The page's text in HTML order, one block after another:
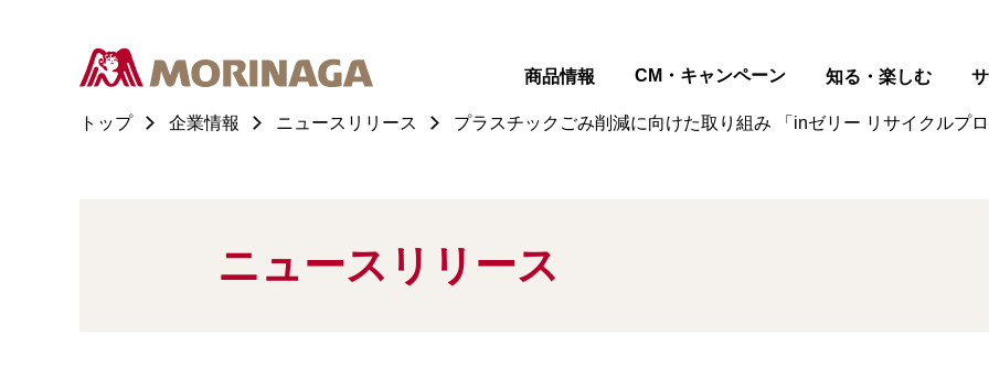
商品情報 CM・キャンペーン 知る・楽しむ
トップ 企業情報 ニュースリリース プラスチックごみ削減に向けた取り組み 「inゼリー リサイクルプ
ニュースリリース